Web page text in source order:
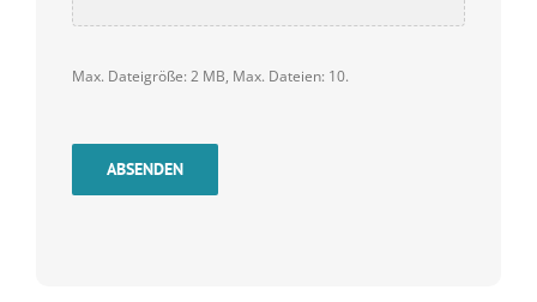
Max. Dateigröße: 2 MB, Max. Dateien: 10.
ABSENDEN